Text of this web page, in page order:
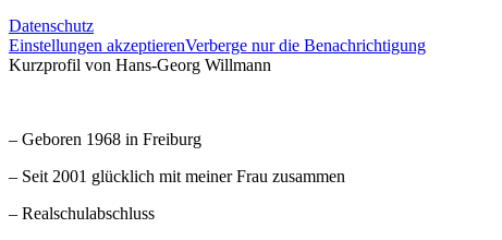
Datenschutz
Einstellungen akzeptierenVerberge nur die Benachrichtigung
Kurzprofil von Hans-Georg Willmann
– Geboren 1968 in Freiburg
– Seit 2001 glücklich mit meiner Frau zusammen
– Realschulabschluss